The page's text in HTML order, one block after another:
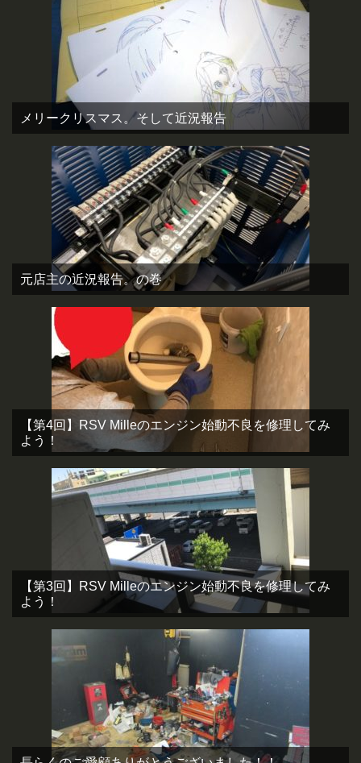
メリークリスマス。そして近況報告
元店主の近況報告。の巻
【第4回】RSV Milleのエンジン始動不良を修理してみ
よう！
【第3回】RSV Milleのエンジン始動不良を修理してみ
よう！